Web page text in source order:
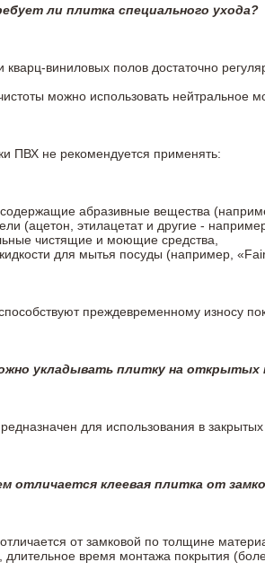
ли плитка специального ухода?
кварц-виниловых полов достаточно
можно использовать
ПВХ не рекомендуется применять:
содержащие абразивные вещества
(ацетон, этилацетат и другие -
чистящие и моющие средства,
для мытья посуды (например,
преждевременному износу
укладывать плитку на открытых
для использования в
отличается клеевая плитка от
от замковой по толщине
длительное время монтажа покрытия